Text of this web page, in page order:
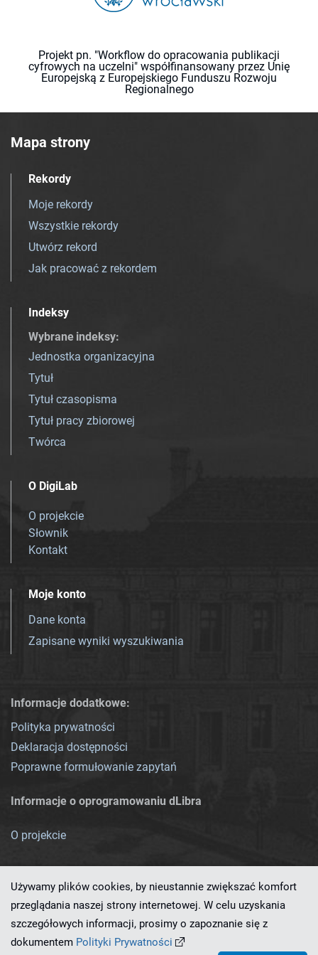
Projekt pn. "Workflow do opracowania publikacji
cyfrowych na uczelni" współfinansowany przez Unię
Europejską z Europejskiego Funduszu Rozwoju
Regionalnego
Mapa strony
Rekordy
Moje rekordy
Wszystkie rekordy
Utwórz rekord
Jak pracować z rekordem
Indeksy
Wybrane indeksy:
Jednostka organizacyjna
Tytuł
Tytuł czasopisma
Tytuł pracy zbiorowej
Twórca
O DigiLab
O projekcie
Słownik
Kontakt
Moje konto
Dane konta
Zapisane wyniki wyszukiwania
Informacje dodatkowe:
Polityka prywatności
Deklaracja dostępności
Poprawne formułowanie zapytań
Informacje o oprogramowaniu dLibra
O projekcie
Ten serwis działa dzięki oprogramowaniu
Używamy plików cookies, by nieustannie zwiększać komfort
przeglądania naszej strony internetowej. W celu uzyskania
szczegółowych informacji, prosimy o zapoznanie się z
dokumentem Polityki Prywatności